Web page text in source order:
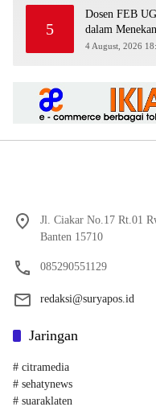
5
Dosen FEB
dalam
4 August, 2026
Jl. Ciakar No.17 Rt.01
Banten 15710
085290551129
redaksi@suryapos.id
Jaringan
# citramedia
# sehatynews
# suaraklaten